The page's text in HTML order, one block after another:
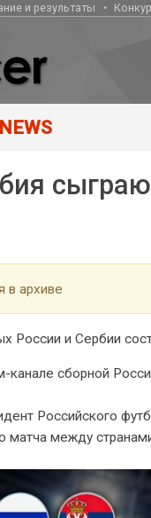
и результаты
в архиве
России и Сербии
канале сборной
Российского
матча между